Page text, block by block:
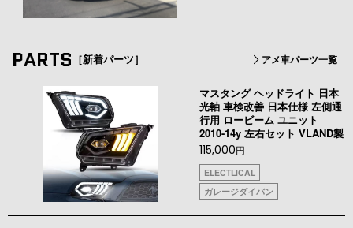
PARTS ［新着パーツ］ アメ車パーツ一覧
マスタング ヘッドライト 日本
光軸 車検改善 日本仕様 左側通
行用 ロービーム ユニット
2010-14y 左右セット VLAND製
115,000円
ELECTLICAL
ガレージダイバン